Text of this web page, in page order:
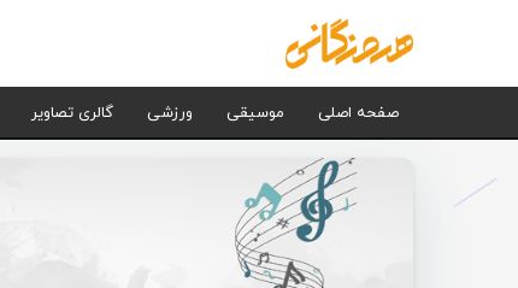
صفحه اصلی موسیقی ورزشی گالری تصاویر